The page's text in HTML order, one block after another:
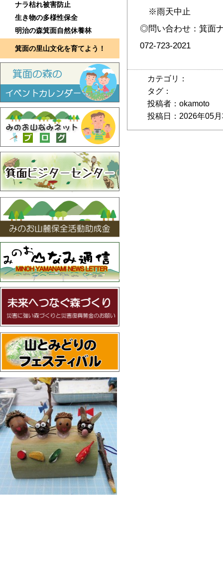
ナラ枯れ被害防止
生き物の多様性保全
明治の森箕面自然休養林
箕面の里山文化を育てよう！
※雨天中止
◎問い合わせ：箕面
072-723-2021
カテゴリ：
タグ：
投稿者：okamoto
投稿日：2026年05